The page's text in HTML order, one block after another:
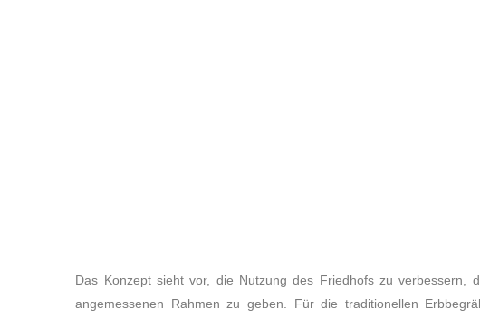
Das Konzept sieht vor, die Nutzung des Friedhofs zu verbessern,
angemessenen Rahmen zu geben. Für die traditionellen